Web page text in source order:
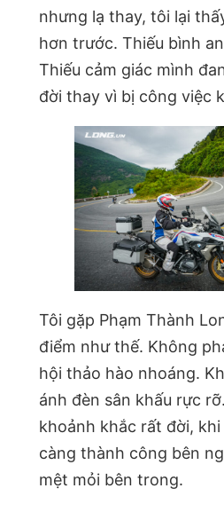
nhưng lạ thay, tôi lại
hơn trước. Thiếu bình
Thiếu cảm giác mình
đời thay vì bị công việc
Tôi gặp Phạm Thành
điểm như thế. Không
hội thảo hào nhoáng.
ánh đèn sân khấu rực
khoảnh khắc rất đời,
càng thành công bên
mệt mỏi bên trong.